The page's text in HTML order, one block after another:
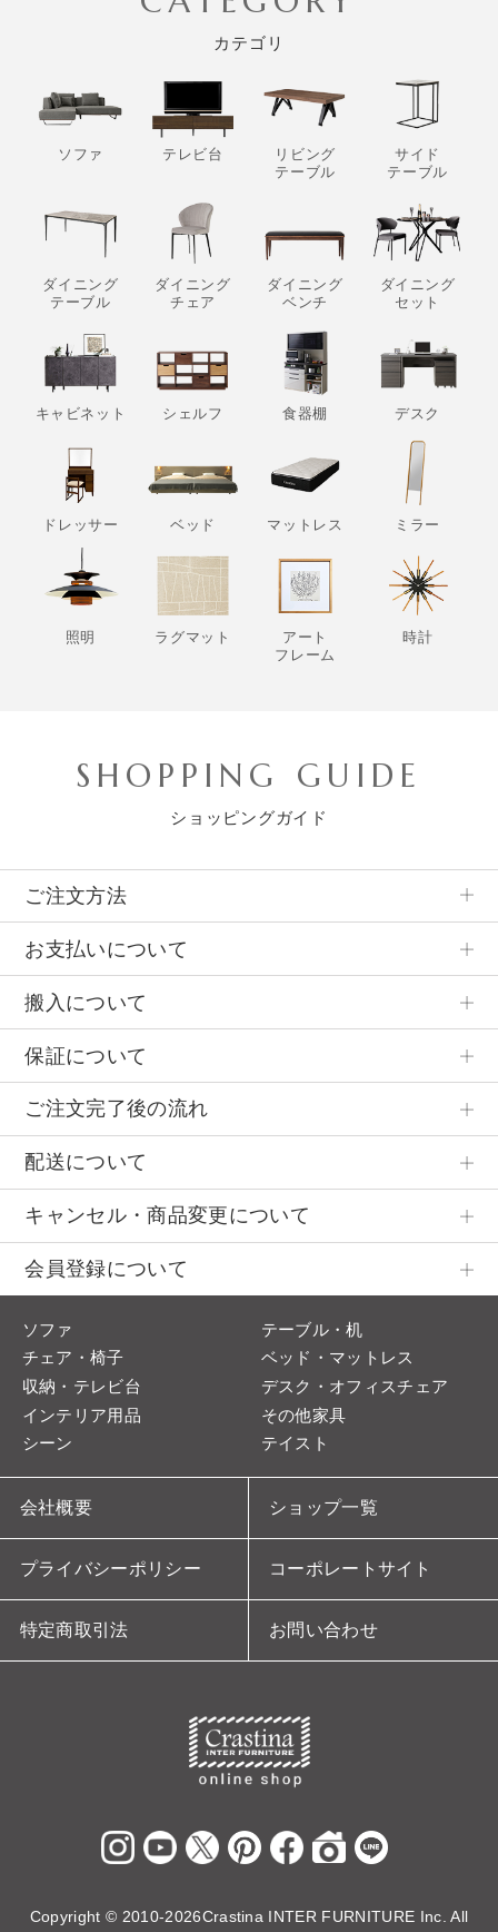
カテゴリ
ソファ テレビ台
リビング
テーブル
サイド
テーブル
ダイニング
テーブル
ダイニング
チェア
ダイニング
ベンチ
ダイニング
セット
キャビネット シェルフ 食器棚 デスク
ドレッサー ベッド マットレス ミラー
照明 ラグマット
アート
フレーム
時計
SHOPPING GUIDE
ショッピングガイド
ご注文方法
お支払いについて
搬入について
保証について
ご注文完了後の流れ
配送について
キャンセル・商品変更について
会員登録について
会社概要 ショップ一覧
プライバシーポリシー コーポレートサイト
特定商取引法 お問い合わせ
ソファ
テーブル・机
チェア・椅子
ベッド・マットレス
収納・テレビ台
デスク・オフィスチェア
インテリア用品
その他家具
シーン
テイスト
Copyright © 2010-2026Crastina INTER FURNITURE Inc. All